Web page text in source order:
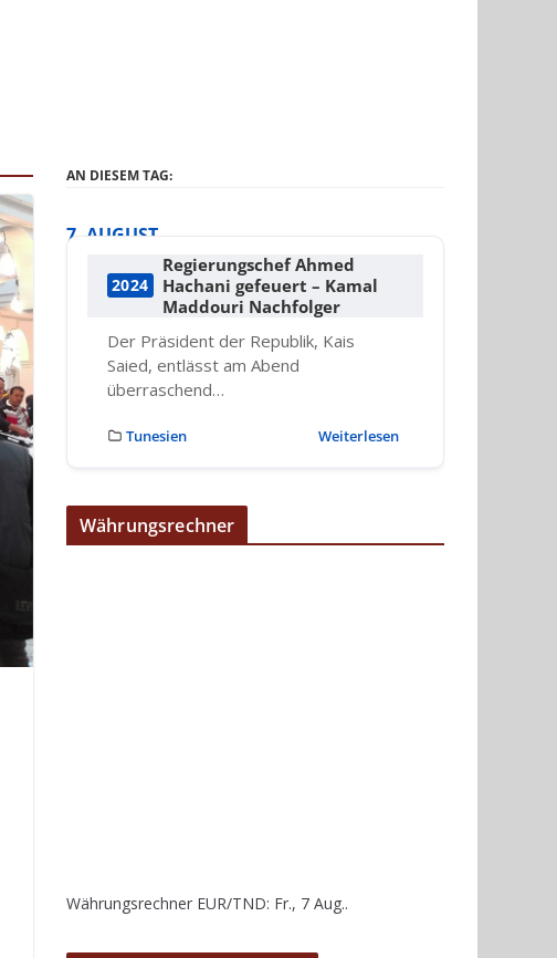
AN DIESEM TAG:
7. AUGUST
2024
Regierungschef Ahmed
Hachani gefeuert – Kamal
Maddouri Nachfolger
Der Präsident der Republik, Kais
Saied, entlässt am Abend
überraschend…
Tunesien Weiterlesen
Währungsrechner
Währungsrechner EUR/TND: Fr., 7 Aug..